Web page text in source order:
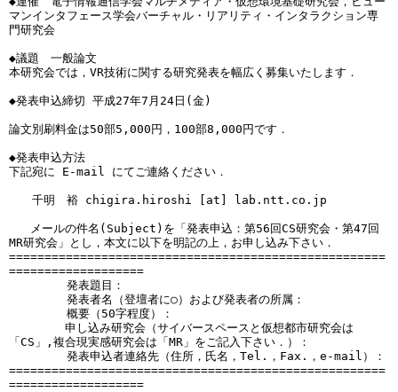
マンインタフェース学会バーチャル・リアリティ・インタラクション専
門研究会
◆議題　一般論文
本研究会では，VR技術に関する研究発表を幅広く募集いたします．
◆発表申込締切 平成27年7月24日(金)
論文別刷料金は50部5,000円，100部8,000円です．
◆発表申込方法
下記宛に E-mail にてご連絡ください．
千明　裕 chigira.hiroshi [at] lab.ntt.co.jp
MR研究会」とし，本文に以下を明記の上，お申し込み下さい．
=====================================================
===================
発表題目：
発表者名（登壇者に○）および発表者の所属：
概要（50字程度）：
申し込み研究会（サイバースペースと仮想都市研究会は
「CS」,複合現実感研究会は「MR」をご記入下さい．）：
発表申込者連絡先（住所，氏名，Tel.，Fax.，e-mail）：
=====================================================
===================